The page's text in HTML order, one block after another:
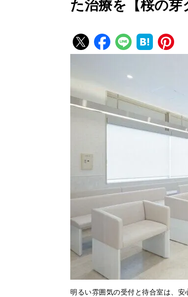
た治療を【桜の芽
明るい雰囲気の受付と待合室は、